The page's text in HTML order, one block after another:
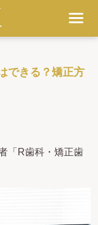
できる？矯正方
「R歯科・矯正歯